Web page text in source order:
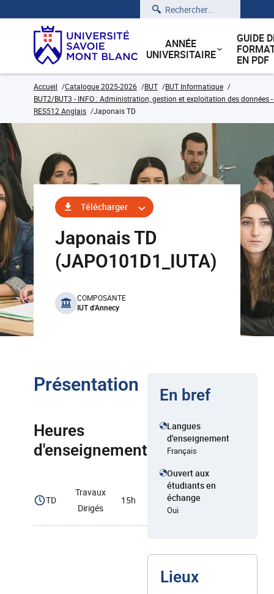
Rechercher
ANNÉE
UNIVERSITAIRE
GUIDE
EN PDF
Accueil Catalogue 2025-2026 BUT
BUT Informatique
BUT2/BUT3 - INFO : Administration, gestion et exploitation des données
RES512 Anglais
Japonais TD
Télécharger
Japonais TD
(JAPO101D1_IUTA)
benefits
COMPOSANTE
IUT d'Annecy
Présentation
Heures
d'enseignement
TD
Travaux
Dirigés
15h
En bref
Langues
d'enseignement
Français
Ouvert aux
étudiants en
échange
Oui
Lieux